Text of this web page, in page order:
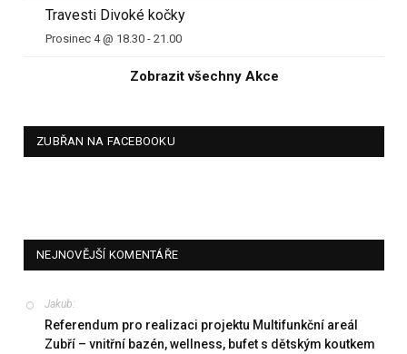
Travesti Divoké kočky
Prosinec 4 @ 18.30 - 21.00
Zobrazit všechny Akce
ZUBŘAN NA FACEBOOKU
NEJNOVĚJŠÍ KOMENTÁŘE
Jakub:
Referendum pro realizaci projektu Multifunkční areál
Zubří – vnitřní bazén, wellness, bufet s dětským koutkem